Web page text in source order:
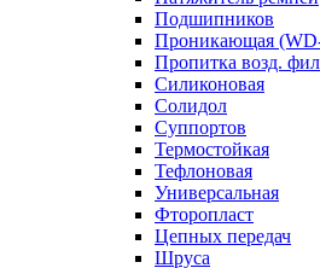
Подшипников
Проникающая
Пропитка возд.
Силиконовая
Солидол
Суппортов
Термостойкая
Тефлоновая
Универсальная
Фторопласт
Цепных передач
Шруса